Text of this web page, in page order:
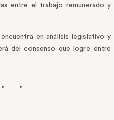
entre el trabajo remunerado y
en análisis legislativo y
del consenso que logre entre